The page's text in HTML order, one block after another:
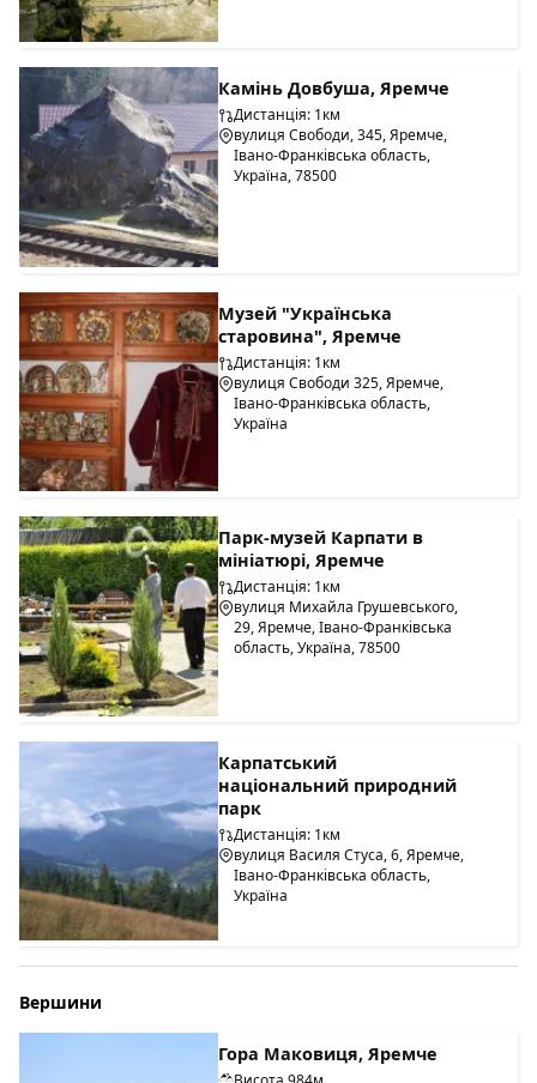
Камінь Довбуша, Яремче
Дистанція: 1км
вулиця Свободи, 345, Яремче,
Івано-Франківська область,
Україна, 78500
Музей "Українська
старовина", Яремче
Дистанція: 1км
вулиця Свободи 325, Яремче,
Івано-Франківська область,
Україна
Парк-музей Карпати в
мініатюрі, Яремче
Дистанція: 1км
вулиця Михайла Грушевського,
29, Яремче, Івано-Франківська
область, Україна, 78500
Карпатський
національний природний
парк
Дистанція: 1км
вулиця Василя Стуса, 6, Яремче,
Івано-Франківська область,
Україна
Вершини
Гора Маковиця, Яремче